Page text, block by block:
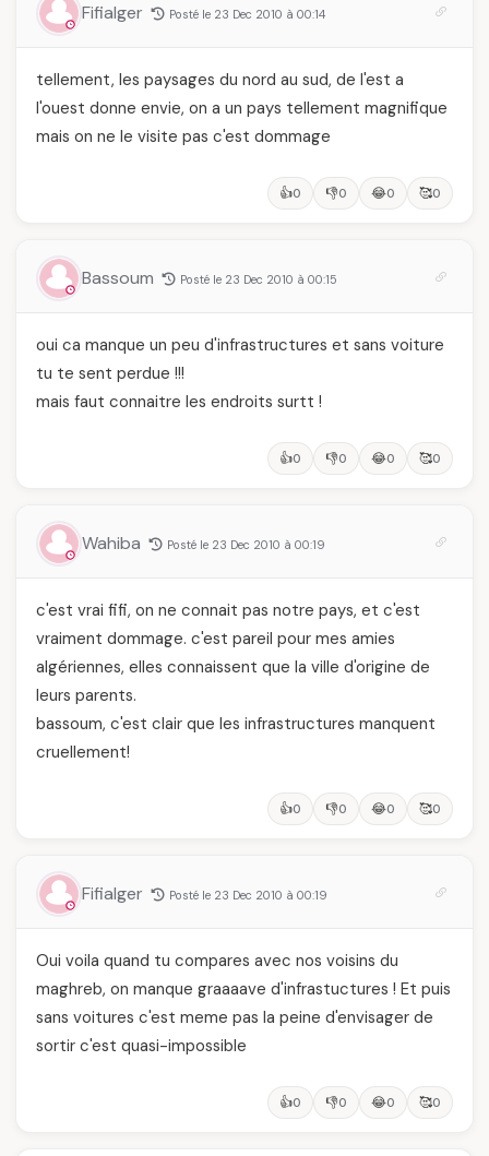
Fifialger Posté le 23 Dec 2010 à 00:14
tellement, les paysages du nord au sud, de l'est a
l'ouest donne envie, on a un pays tellement magnifique
mais on ne le visite pas c'est dommage
👍0 👎0 😂0 🥰0
Bassoum Posté le 23 Dec 2010 à 00:15
oui ca manque un peu d'infrastructures et sans voiture
tu te sent perdue !!!
mais faut connaitre les endroits surtt !
👍0 👎0 😂0 🥰0
Wahiba Posté le 23 Dec 2010 à 00:19
c'est vrai fifi, on ne connait pas notre pays, et c'est
vraiment dommage. c'est pareil pour mes amies
algériennes, elles connaissent que la ville d'origine de
leurs parents.
bassoum, c'est clair que les infrastructures manquent
cruellement!
👍0 👎0 😂0 🥰0
Fifialger Posté le 23 Dec 2010 à 00:19
Oui voila quand tu compares avec nos voisins du
maghreb, on manque graaaave d'infrastuctures ! Et puis
sans voitures c'est meme pas la peine d'envisager de
sortir c'est quasi-impossible
👍0 👎0 😂0 🥰0